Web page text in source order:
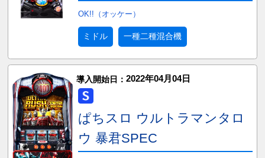
OK!!（オッケー）
ミドル 一種二種混合機
導入開始日： 2022年04月04日
ぱちスロ ウルトラマンタロ
ウ 暴君SPEC